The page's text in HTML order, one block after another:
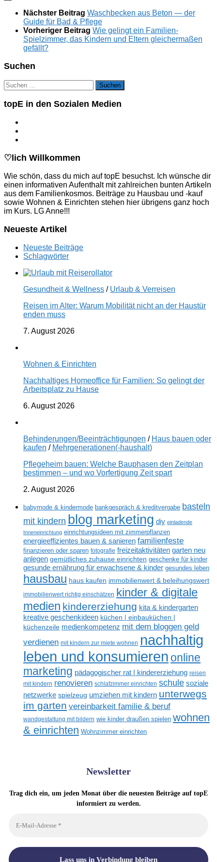
Nächster Beitrag Waschbecken aus Beton — der
Guide für Bad & Pflege
Vorheriger Beitrag Wie gelingt ein Familien-
Spielzimmer, das Kindern und Eltern gleichermaßen
gefällt?
Suchen
Suchen
nach:
topE in den Sozialen Medien
♡lich Willkommen
Wie schön, dass du mich auf topE besuchst. Ich wünsche dir
einen informativen Aufenthalt mit zahlreichen bunten Artikeln
aus dem Familienkosmos. Beiträge zu Hausbau und -kauf
sowie Wohnen & Einrichten stehen hier übrigens ganz hoch
im Kurs. LG Anne!!!
Neueste Artikel
Neueste Beiträge
Schlagwörter
Gesundheit & Wellness / Urlaub & Verreisen
Reisen im Alter: Warum Mobilität nicht an der Haustür
enden muss
7. August 2026
Wohnen & Einrichten
Nachhaltiges Homeoffice für Familien: So gelingt der
Arbeitsplatz zu Hause
6. August 2026
Behinderungen/Beeinträchtigungen / Haus bauen oder
kaufen / Mehrgenerationen(-haushalt)
Pflegeheim bauen: Welche Bauphasen den Zeitplan
bestimmen – und wo Vorfertigung Zeit spart
2. August 2026
babymode & kindermode bankgespräch & kreditvergabe basteln
mit kindern blog marketing diy einladende
Inneneinrichtung einrichtungsideen mit zimmerpflanzen
energieeffizientes bauen & sanieren familienfeste
finanzieren oder sparen fotografie freizeitaktivitäten garten neu
anlegen gemütliches zuhause einrichten geschenke für kinder
gesunde ernährung für erwachsene & kinder gesundes leben
hausbau haus kaufen immobilienwert & beleihungswert
immobilienwert richtig einschätzen kinder & digitale
medien kindererziehung kita & kindergarten
kreative geschenkideen küchen | einbauküchen |
küchenzeile medienkompetenz mit dem bloggen geld
verdienen mit kindern zur miete wohnen nachhaltig
leben und konsumieren online
marketing pädagogischer rat | kindererziehung reisen
mit kindern renovieren schlafzimmer einrichten schule soziale
netzwerke spielzeug umziehen mit kindern unterwegs
im garten vereinbarkeit familie & beruf
wandgestaltung mit bildern wie kinder draußen spielen wohnen
& einrichten Wohnzimmer einrichten
Newsletter
Trag dich ein, um jeden Monat über die neuesten Beiträge auf topE
informiert zu werden.